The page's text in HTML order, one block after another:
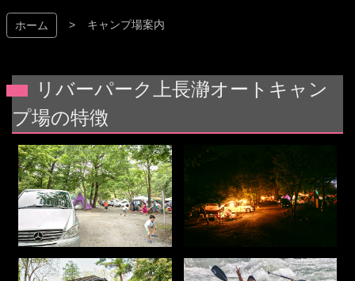
ホーム キャンプ場案内
リバーパーク上長瀞オートキャン
プ場の特徴